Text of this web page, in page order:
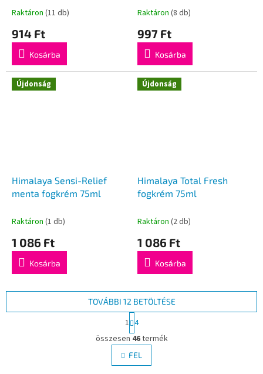
Raktáron (11 db)
914 Ft
Kosárba
Raktáron (8 db)
997 Ft
Kosárba
Újdonság
Himalaya Sensi-Relief
menta fogkrém 75ml
Raktáron (1 db)
1 086 Ft
Kosárba
Újdonság
Himalaya Total Fresh
fogkrém 75ml
Raktáron (2 db)
1 086 Ft
Kosárba
L
i
s
t
TOVÁBBI 12 BETÖLTÉSE
a
p
o
z
á
1 4
összesen 46termék
FEL